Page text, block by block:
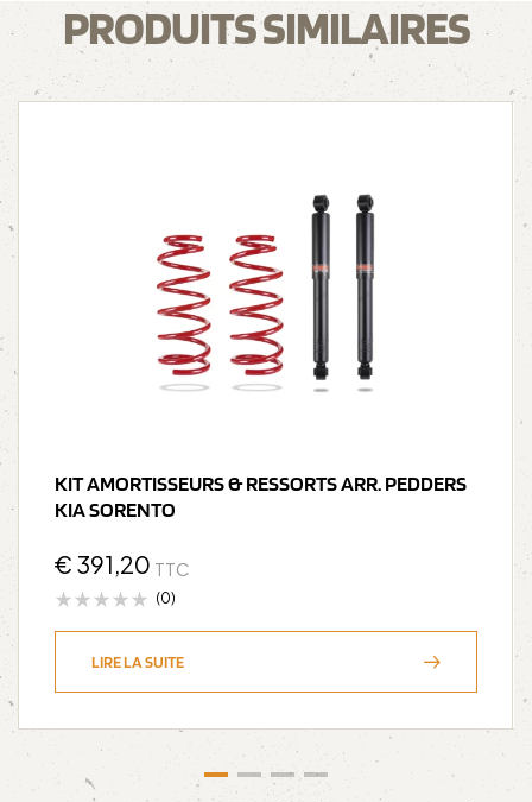
PRODUITS SIMILAIRES
KIT AMORTISSEURS & RESSORTS ARR. PEDDERS
KIA SORENTO
€ 391,20 TTC
(0)
LIRE LA SUITE